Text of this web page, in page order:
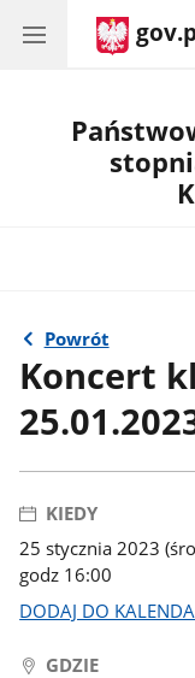
Powrót
Koncert
KIEDY
25 stycznia 2023
godz 16:00
DODAJ DO
GDZIE